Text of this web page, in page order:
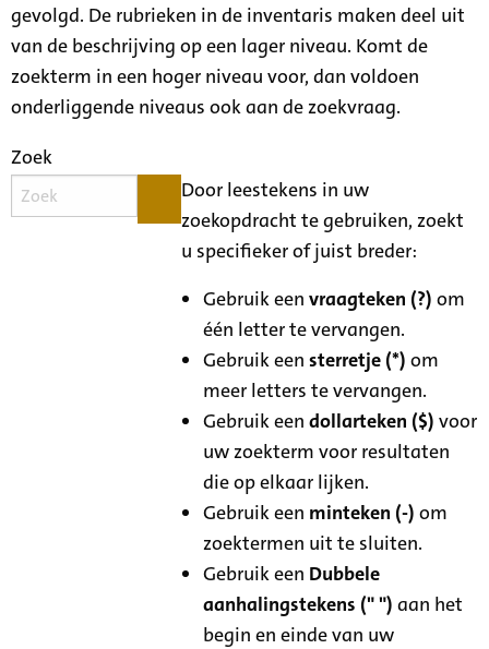
gevolgd. De rubrieken in de inventaris maken deel uit
van de beschrijving op een lager niveau. Komt de
zoekterm in een hoger niveau voor, dan voldoen
onderliggende niveaus ook aan de zoekvraag.
Zoek
Door leestekens in uw
zoekopdracht te gebruiken, zoekt
u specifieker of juist breder:
Gebruik eenvraagteken (?) om
één letter te vervangen.
Gebruik eensterretje (*) om
meer letters te vervangen.
Gebruik eendollarteken ($) voor
uw zoekterm voor resultaten
die op elkaar lijken.
Gebruik een minteken (-) om
zoektermen uit te sluiten.
Gebruik een Dubbele
aanhalingstekens (" ") aan het
begin en einde van uw